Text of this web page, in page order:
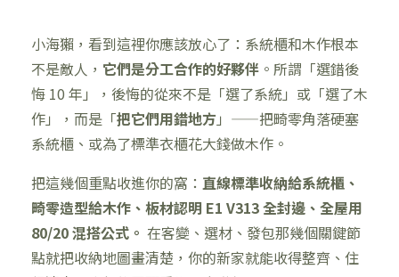
小海獺，看到這裡你應該放心了：系統櫃和木作根本
不是敵人， 它們是分工合作的好夥伴 。所謂「選錯後
悔 10 年」，後悔的從來不是「選了系統」或「選了木
作」，而是「把它們用錯地方」——把畸零角落硬塞
系統櫃、或為了標準衣櫃花大錢做木作。
把這幾個重點收進你的窩： 直線標準收納給系統櫃、
畸零造型給木作、板材認明 E1 V313 全封邊、全屋用
80/20 混搭公式。 在客變、選材、發包那幾個關鍵節
點就把收納地圖畫清楚，你的新家就能收得整齊、住